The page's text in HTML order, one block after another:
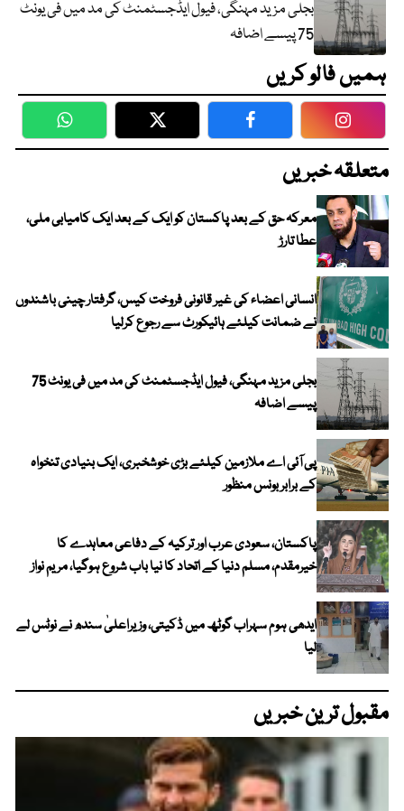
بجلی مزید مہنگی، فیول ایڈجسٹمنٹ کی مد میں فی یونٹ
75 پیسے اضافہ
ہمیں فالو کریں
WhatsApp Twitter Facebook
متعلقہ خبریں
معرکہ حق کے بعد پاکستان کو ایک کے بعد ایک کامیابی ملی،
عطا تارڑ
انسانی اعضاء کی غیر قانونی فروخت کیس، گرفتار چینی باشندوں
نے ضمانت کیلئے ہائیکورٹ سے رجوع کرلیا
بجلی مزید مہنگی، فیول ایڈجسٹمنٹ کی مد میں فی یونٹ 75
پیسے اضافہ
پی آئی اے ملازمین کیلئے بڑی خوشخبری، ایک بنیادی تنخواہ
کے برابر بونس منظور
پاکستان، سعودی عرب اور ترکیہ کے دفاعی معاہدے کا
خیرمقدم، مسلم دنیا کے اتحاد کا نیا باب شروع ہوگیا، مریم نواز
ایدھی ہوم سہراب گوٹھ میں ڈکیتی، وزیراعلیٰ سندھ نے نوٹس لے
لیا
مقبول ترین خبریں